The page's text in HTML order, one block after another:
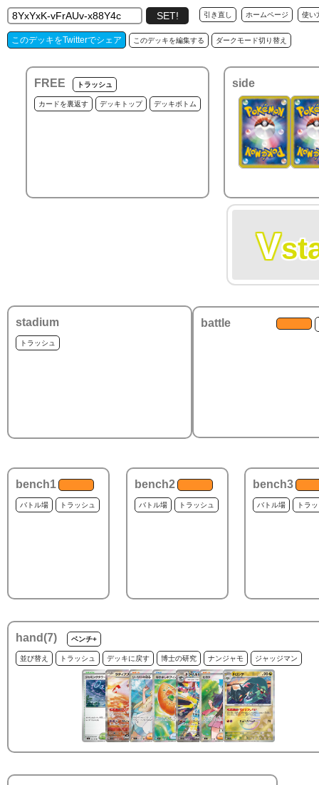
引き直し ホームページ 使い
このデッキをTwitterでシェア このデッキを編集する ダークモード切り替え
FREE トラッシュ
カードを裏返す デッキトップ デッキボトム
side
V
stadium
トラッシュ
battle
bench1
バトル場 トラッシュ
bench2
バトル場 トラッシュ
bench3
バトル場 トラ
hand(7) ベンチ+
並び替え トラッシュ デッキに戻す 博士の研究 ナンジャモ ジャッジマン